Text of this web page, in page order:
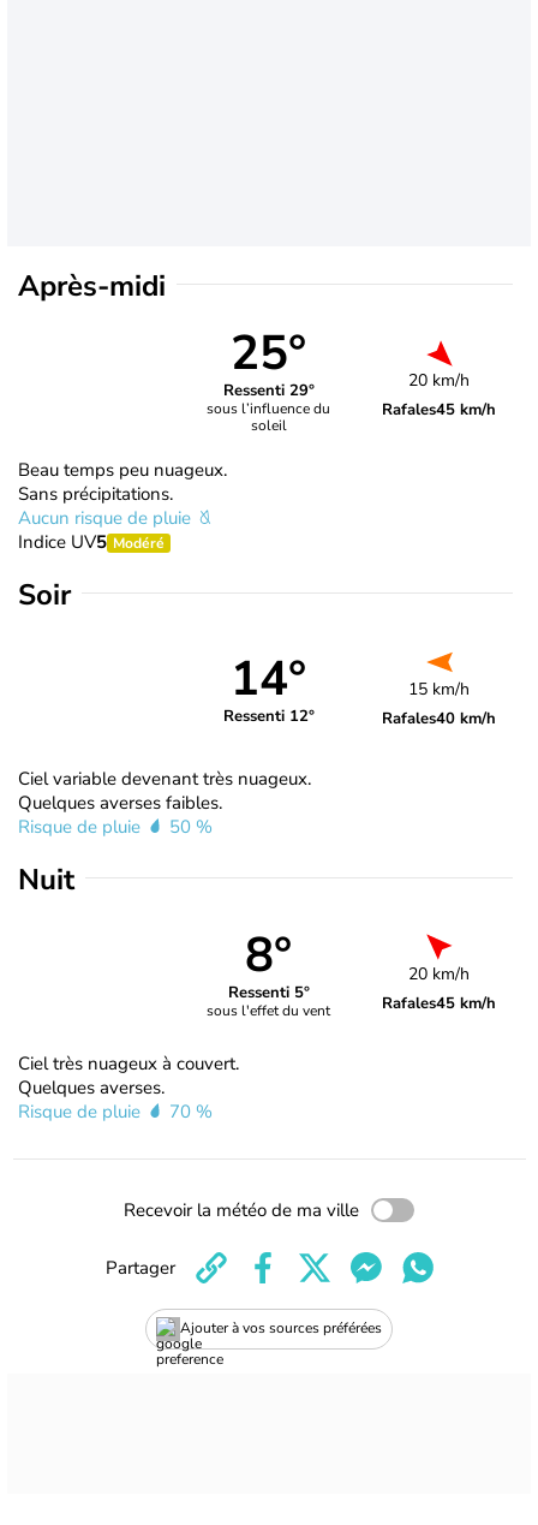
Après-midi
25°
Ressenti 29°
sous l’influence du
soleil
20 km/h
Rafales45 km/h
Beau temps peu nuageux.
Sans précipitations.
Aucun risque de pluie
Indice UV5 Modéré
Soir
14°
Ressenti 12°
15 km/h
Rafales40 km/h
Ciel variable devenant très nuageux.
Quelques averses faibles.
Risque de pluie
50 %
Nuit
8°
Ressenti 5°
sous l'effet du vent
20 km/h
Rafales45 km/h
Ciel très nuageux à couvert.
Quelques averses.
Risque de pluie
70 %
Recevoir la météo de ma ville
Ajouter à vos sources préférées
Partager